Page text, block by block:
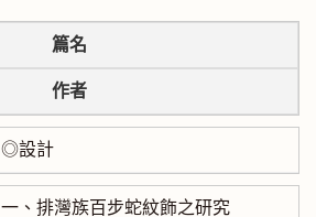
篇名
作者
◎設計
一、排灣族百步蛇紋飾之研究